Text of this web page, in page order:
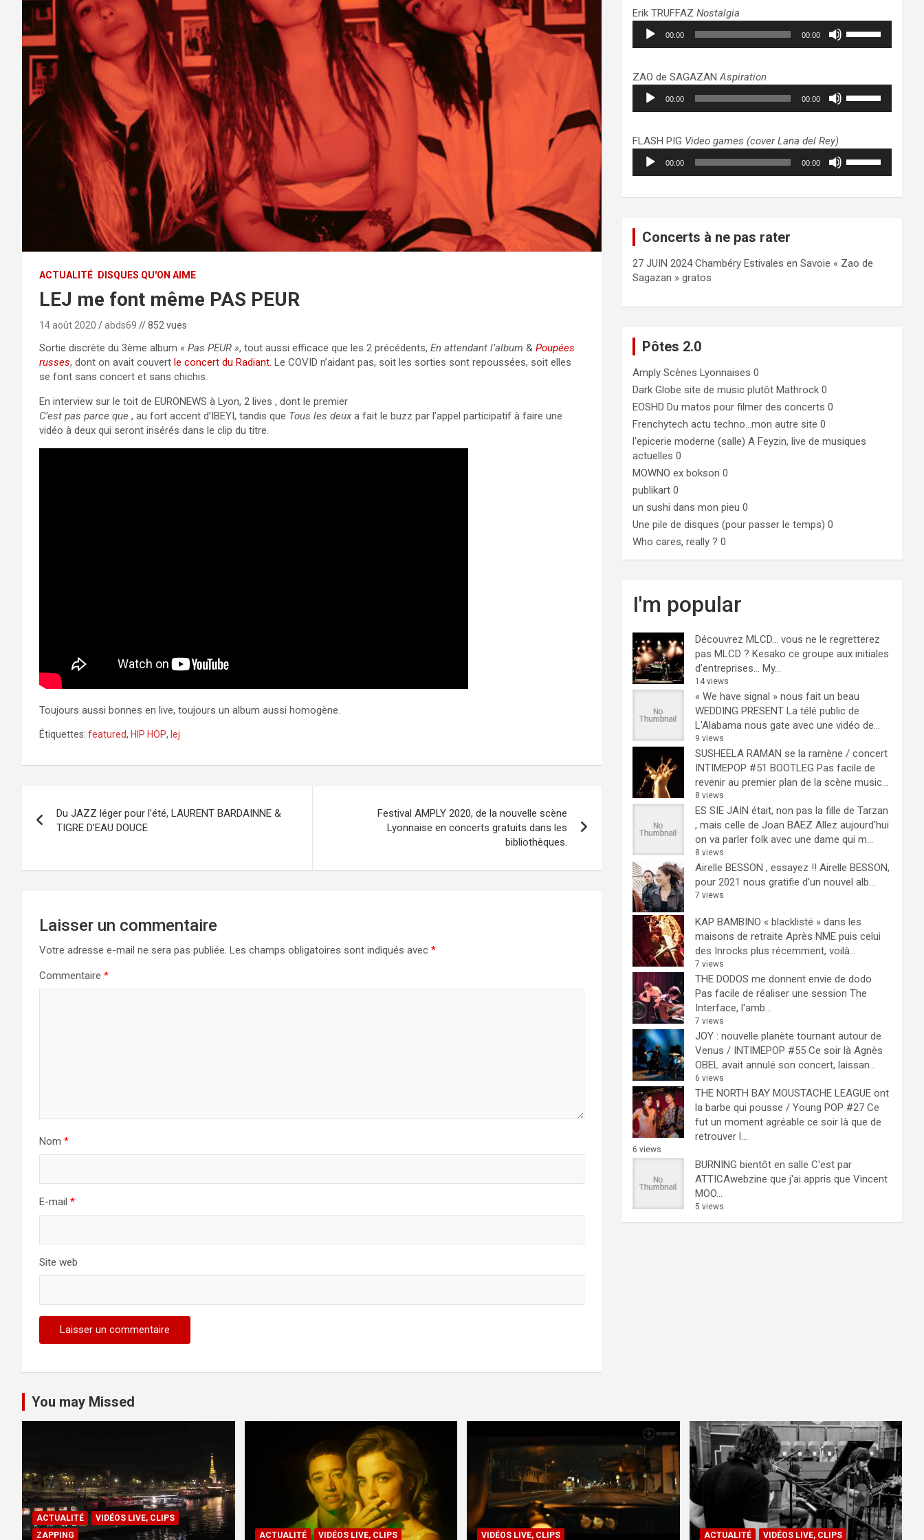
ACTUALITÉ DISQUES QU'ON AIME
LEJ me font même PAS PEUR
14 août 2020 abds69 // 852 vues
Sortie discrète du 3ème album « Pas PEUR », tout aussi efficace que les 2 précédents, En attendant l’album & Poupées
russes, dont on avait couvert le concert du Radiant. Le COVID n’aidant pas, soit les sorties sont repoussées, soit elles
se font sans concert et sans chichis.
En interview sur le toit de EURONEWS à Lyon, 2 lives , dont le premier
C’est pas parce que , au fort accent d’IBEYI, tandis que Tous les deux a fait le buzz par l’appel participatif à faire une
vidéo à deux qui seront insérés dans le clip du titre.
Toujours aussi bonnes en live, toujours un album aussi homogène.
Étiquettes: featured, HIP HOP, lej
de
Du JAZZ léger pour l’été, LAURENT BARDAINNE &
TIGRE D’EAU DOUCE
Festival AMPLY 2020, de la nouvelle scène
Lyonnaise en concerts gratuits dans les
bibliothèques.
Laisser un commentaire
Votre adresse e-mail ne sera pas publiée. Les champs obligatoires sont indiqués avec *
Commentaire *
Nom *
E-mail *
Site web
pour
augmenter
ou
volume.
Erik TRUFFAZNostalgia
Lecteur
audio
00:00 00:00
pour
augmenter
ou
volume.
ZAO de SAGAZANAspiration
Lecteur
audio
00:00 00:00
pour
augmenter
ou
FLASH PIG Video games (cover Lana del Rey)
Lecteur
audio
00:00 00:00
haut/bas
le
Concerts à ne pas rater
27 JUIN 2024 Chambéry Estivales en Savoie « Zao de
Sagazan » gratos
Pôtes 2.0
Amply Scènes Lyonnaises 0
Dark Globe site de music plutôt Mathrock 0
EOSHD Du matos pour filmer des concerts 0
Frenchytech actu techno…mon autre site 0
l'epicerie moderne (salle) A Feyzin, live de musiques
actuelles 0
MOWNO ex bokson 0
publikart 0
un sushi dans mon pieu 0
Une pile de disques (pour passer le temps) 0
Who cares, really ? 0
I'm popular
Découvrez MLCD… vous ne le regretterez
pas MLCD ? Kesako ce groupe aux initiales
d’entreprises… My...
14 views
« We have signal » nous fait un beau
WEDDING PRESENT La télé public de
L'Alabama nous gate avec une vidéo de...
9 views
SUSHEELA RAMAN se la ramène / concert
INTIMEPOP #51 BOOTLEG Pas facile de
revenir au premier plan de la scène music...
8 views
ES SIE JAIN était, non pas la fille de Tarzan
, mais celle de Joan BAEZ Allez aujourd'hui
on va parler folk avec une dame qui m...
8 views
Airelle BESSON , essayez !! Airelle BESSON,
pour 2021 nous gratifie d'un nouvel alb...
7 views
KAP BAMBINO « blacklisté » dans les
maisons de retraite Après NME puis celui
des Inrocks plus récemment, voilà...
7 views
THE DODOS me donnent envie de dodo
Pas facile de réaliser une session The
Interface, l'amb...
7 views
JOY : nouvelle planète tournant autour de
Venus / INTIMEPOP #55 Ce soir là Agnès
OBEL avait annulé son concert, laissan...
6 views
THE NORTH BAY MOUSTACHE LEAGUE ont
la barbe qui pousse / Young POP #27 Ce
fut un moment agréable ce soir là que de
retrouver l...
6 views
BURNING bientôt en salle C'est par
ATTICAwebzine que j'ai appris que Vincent
MOO...
5 views
You may Missed
ACTUALITÉ
VIDÉOS LIVE, CLIPS
ZAPPING
ACTUALITÉ VIDÉOS LIVE, CLIPS VIDÉOS LIVE, CLIPS ACTUALITÉ VIDÉOS LIVE, CLIPS